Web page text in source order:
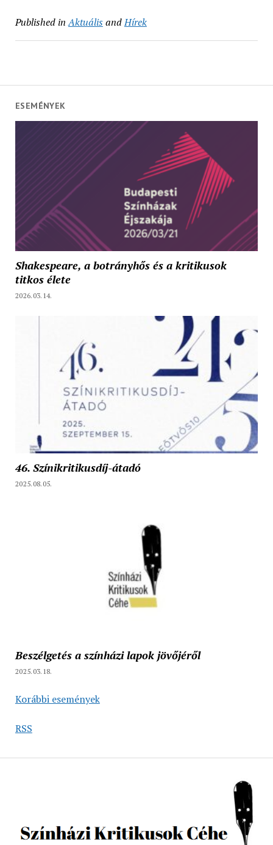
Published in AktuálisandHírek
ESEMÉNYEK
Shakespeare, a botrányhős és a kritikusok
titkos élete
2026.03.14.
46. Színikritikusdíj-átadó
2025.08.05.
Beszélgetés a színházi lapok jövőjéről
2025.03.18.
Korábbi események
RSS